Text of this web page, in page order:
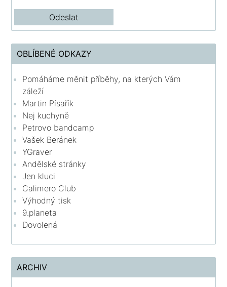
OBLÍBENÉ ODKAZY
Pomáháme měnit příběhy, na kterých Vám
záleží
Martin Písařík
Nej kuchyně
Petrovo bandcamp
Vašek Beránek
YGraver
Andělské stránky
Jen kluci
Calimero Club
Výhodný tisk
9.planeta
Dovolená
ARCHIV